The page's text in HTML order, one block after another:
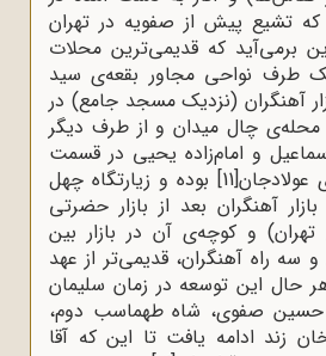
تشیع پیش از صفویه در تهران
برمی‌آید که قدیمی‌ترین محلات
طرف نواحی مجاور بقعه‌ی سید
آهنگران (نزدیک مسجد جامع) در
چال میدان و از طرف دیگر
و امام‌زاده یحیی در قسمت‌
[11] بوده و زیارتگاه چهل
آهنگران بعد از بازار حضرتی
و کوچه‌ی آن در بازار بین
سه راه آهنگران،‌ قدیمی‌تر از عهد
حال این توسعه در زمان سلیمان
صفوی، شاه طهماسب دوم،
زند ادامه یافت تا این‌ که آقا